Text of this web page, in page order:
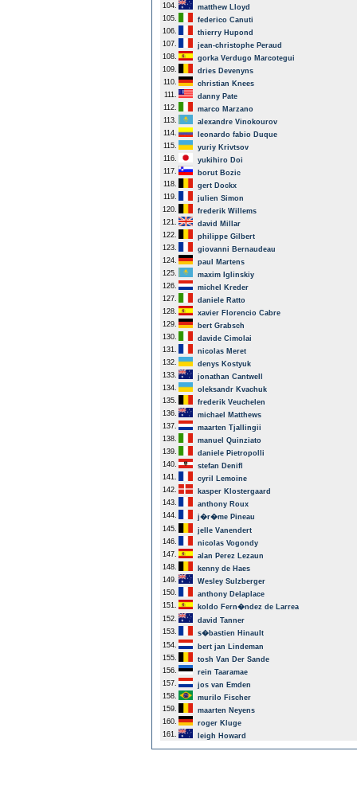
104.
matthew Lloyd
105.
federico Canuti
106.
thierry Hupond
107.
jean-christophe Peraud
108.
gorka Verdugo Marcotegui
109.
dries Devenyns
110.
christian Knees
111.
danny Pate
112.
marco Marzano
113.
alexandre Vinokourov
114.
leonardo fabio Duque
115.
yuriy Krivtsov
116.
yukihiro Doi
117.
borut Bozic
118.
gert Dockx
119.
julien Simon
120.
frederik Willems
121.
david Millar
122.
philippe Gilbert
123.
giovanni Bernaudeau
124.
paul Martens
125.
maxim Iglinskiy
126.
michel Kreder
127.
daniele Ratto
128.
xavier Florencio Cabre
129.
bert Grabsch
130.
davide Cimolai
131.
nicolas Meret
132.
denys Kostyuk
133.
jonathan Cantwell
134.
oleksandr Kvachuk
135.
frederik Veuchelen
136.
michael Matthews
137.
maarten Tjallingii
138.
manuel Quinziato
139.
daniele Pietropolli
140.
stefan Denifl
141.
cyril Lemoine
142.
kasper Klostergaard
143.
anthony Roux
144.
j�r�me Pineau
145.
jelle Vanendert
146.
nicolas Vogondy
147.
alan Perez Lezaun
148.
kenny de Haes
149.
Wesley Sulzberger
150.
anthony Delaplace
151.
koldo Fern�ndez de Larrea
152.
david Tanner
153.
s�bastien Hinault
154.
bert jan Lindeman
155.
tosh Van Der Sande
156.
rein Taaramae
157.
jos van Emden
158.
murilo Fischer
159.
maarten Neyens
160.
roger Kluge
161.
leigh Howard